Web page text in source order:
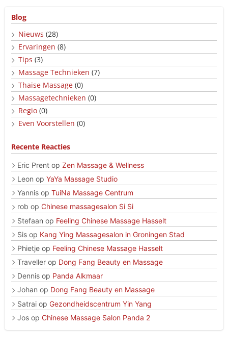
Blog
Nieuws (28)
Ervaringen (8)
Tips (3)
Massage Technieken (7)
Thaise Massage (0)
Massagetechnieken (0)
Regio (0)
Even Voorstellen (0)
Recente Reacties
Eric Prent op Zen Massage & Wellness
Leon op YaYa Massage Studio
Yannis op TuiNa Massage Centrum
rob op Chinese massagesalon Si Si
Stefaan op Feeling Chinese Massage Hasselt
Sis op Kang Ying Massagesalon in Groningen Stad
Phietje op Feeling Chinese Massage Hasselt
Traveller op Dong Fang Beauty en Massage
Dennis op Panda Alkmaar
Johan op Dong Fang Beauty en Massage
Satrai op Gezondheidscentrum Yin Yang
Jos op Chinese Massage Salon Panda 2